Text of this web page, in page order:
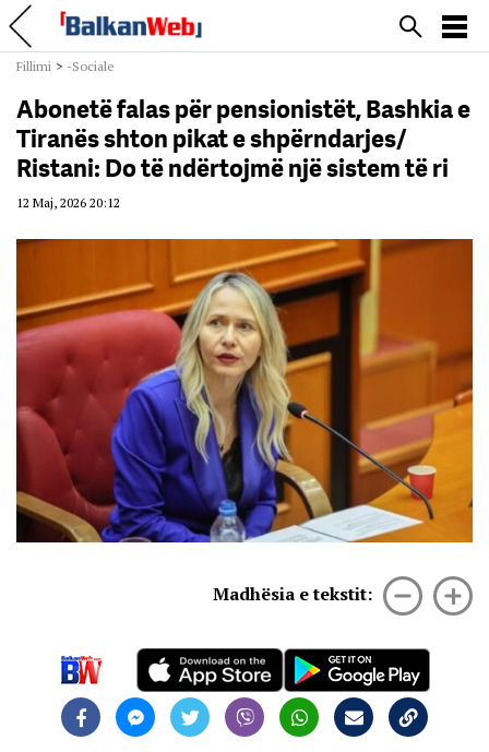
Fillimi > -Sociale
Abonetë falas për pensionistët, Bashkia e
Tiranës shton pikat e shpërndarjes/
Ristani: Do të ndërtojmë një sistem të ri
12 Maj, 2026 20:12
Madhësia e tekstit: